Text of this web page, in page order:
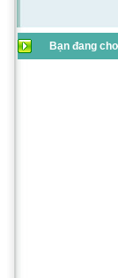
Bạn đang